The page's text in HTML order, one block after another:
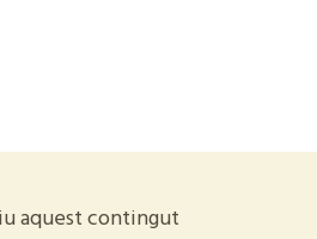
aquest contingut